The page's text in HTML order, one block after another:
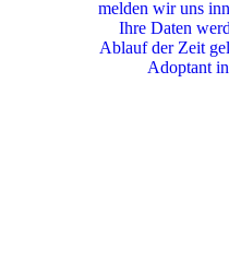
melden wir uns
Ihre Daten
Ablauf der Zeit
Adoptant